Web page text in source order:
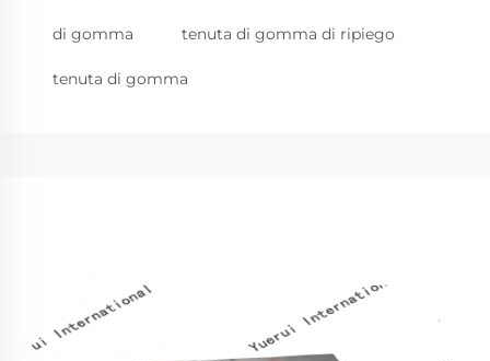
di gomma tenuta di gomma di ripiego
tenuta di gomma